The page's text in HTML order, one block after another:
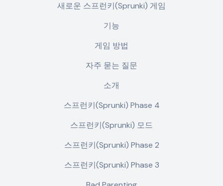
새로운 스프런키(Sprunki) 게임
기능
게임 방법
자주 묻는 질문
소개
스프런키(Sprunki) Phase 4
스프런키(Sprunki) 모드
스프런키(Sprunki) Phase 2
스프런키(Sprunki) Phase 3